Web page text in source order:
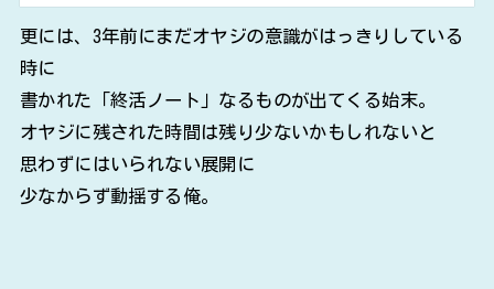
更には、3年前にまだオヤジの意識がはっきりしている
時に
書かれた「終活ノート」なるものが出てくる始末。
オヤジに残された時間は残り少ないかもしれないと
思わずにはいられない展開に
少なからず動揺する俺。